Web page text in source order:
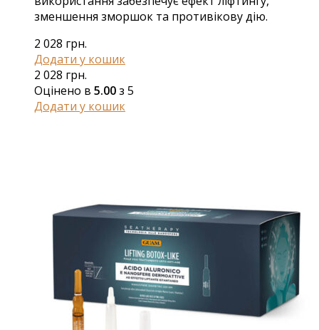
зменшення зморшок та противікову дію.
2 028 грн.
Додати у кошик
2 028 грн.
Оцінено в 5.00з 5
Додати у кошик